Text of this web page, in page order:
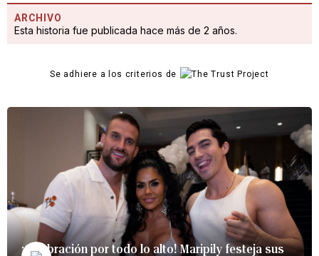
ARCHIVO
Esta historia fue publicada hace más de 2 años.
Se adhiere a los criterios de
¡Celebración por todo lo alto! Maripily festeja sus